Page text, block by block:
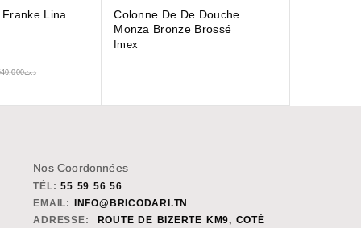
Lina
د.ت
Colonne De De Douche
Monza Bronze Brossé
Imex
Nos Coordonnées
TÉL: 55 59 56 56
EMAIL:
INFO@BRICODARI.TN
ADRESSE:
ROUTE DE BIZERTE KM9, COTÉ